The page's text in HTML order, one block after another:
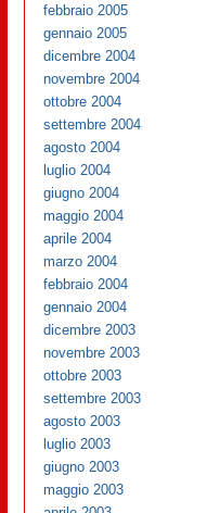
febbraio 2005
gennaio 2005
dicembre 2004
novembre 2004
ottobre 2004
settembre 2004
agosto 2004
luglio 2004
giugno 2004
maggio 2004
aprile 2004
marzo 2004
febbraio 2004
gennaio 2004
dicembre 2003
novembre 2003
ottobre 2003
settembre 2003
agosto 2003
luglio 2003
giugno 2003
maggio 2003